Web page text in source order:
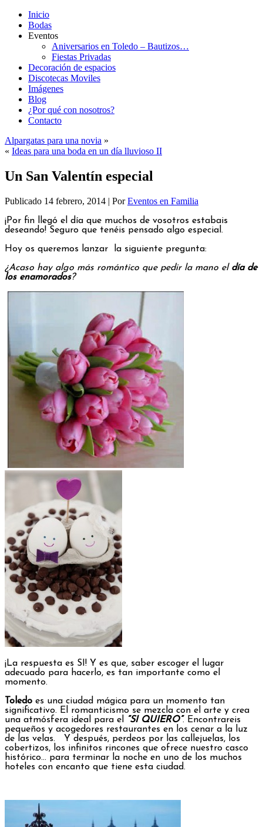
Inicio
Bodas
Eventos
Aniversarios en Toledo – Bautizos…
Fiestas Privadas
Decoración de espacios
Discotecas Moviles
Imágenes
Blog
¿Por qué con nosotros?
Contacto
Alpargatas para una novia »
« Ideas para una boda en un día lluvioso II
Un San Valentín especial
Publicado 14 febrero, 2014 | Por Eventos en Familia
¡Por fin llegó el día que muchos de vosotros estabais
deseando! Seguro que tenéis pensado algo especial.
Hoy os queremos lanzar la siguiente pregunta:
¿Acaso hay algo más romántico que pedir la mano el día de
los enamorados?
¡La respuesta es SI! Y es que, saber escoger el lugar
adecuado para hacerlo, es tan importante como el
momento.
Toledo es una ciudad mágica para un momento tan
significativo. El romanticismo se mezcla con el arte y crea
una atmósfera ideal para el
“SI QUIERO”. Encontrareis
pequeños y acogedores restaurantes en los cenar a la luz
de las velas. Y después, perdeos por las callejuelas, los
cobertizos, los infinitos rincones que ofrece nuestro casco
histórico… para terminar la noche en uno de los muchos
hoteles con encanto que tiene esta ciudad.